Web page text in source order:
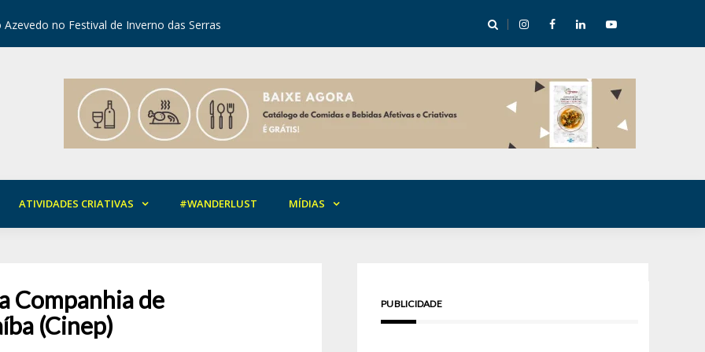
no Festival de Inverno das Serras
da Solidariedade em Areia Mirian Rocha abre mentoria de storytelling com 10 vagas
ATIVIDADES CRIATIVAS #WANDERLUST MÍDIAS
Companhia de
(Cinep)
PUBLICIDADE